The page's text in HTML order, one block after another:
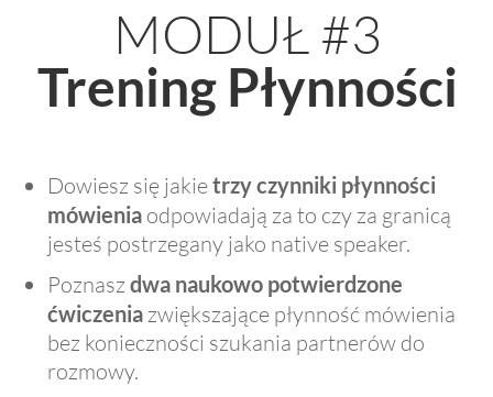
MODUŁ #3
Trening Płynności
Dowiesz się jakietrzy czynniki płynności
mówienia odpowiadają za to czy za granicą
jesteś postrzegany jako native speaker.
Poznaszdwa naukowo potwierdzone
ćwiczeniazwiększające płynność mówienia
bez konieczności szukania partnerów do
rozmowy.